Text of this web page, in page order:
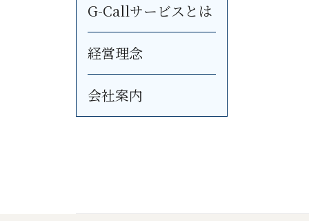
G-Callサービスとは
経営理念
会社案内